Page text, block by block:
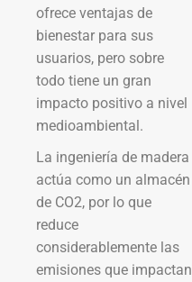
ofrece ventajas de
bienestar para sus
usuarios, pero sobre
todo tiene un gran
impacto positivo a nivel
medioambiental.
La ingeniería de madera
actúa como un almacén
de CO2, por lo que
reduce
considerablemente las
emisiones que impactan